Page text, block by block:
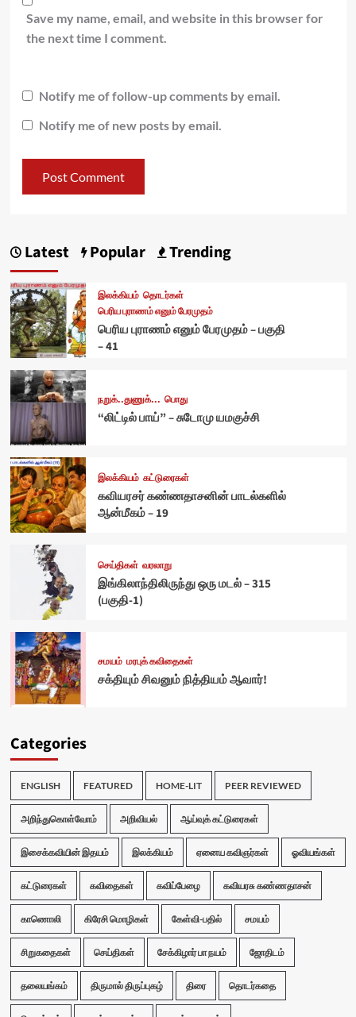
Save my name, email, and website in this browser for
the next time I comment.
Notify me of follow-up comments by email.
Notify me of new posts by email.
Latest Popular Trending
இலக்கியம் தொடர்கள்
பெரிய புராணம் எனும் பேரமுதம்
பெரிய புராணம் எனும் பேரமுதம் – பகுதி
– 41
நறுக்..துணுக்... பொது
“லிட்டில் பாய்” – சுடோமு யமகுச்சி
இலக்கியம் கட்டுரைகள்
கவியரசர் கண்ணதாசனின் பாடல்களில்
ஆன்மீகம் – 19
செய்திகள் வரலாறு
இங்கிலாந்திலிருந்து ஒரு மடல் – 315
(பகுதி-1)
சமயம் மரபுக் கவிதைகள்
சக்தியும் சிவனும் நித்தியம் ஆவார்!
Categories
ENGLISH FEATURED HOME-LIT PEER REVIEWED
அறிந்துகொள்வோம் அறிவியல் ஆய்வுக் கட்டுரைகள்
இசைக்கவியின் இதயம் இலக்கியம் ஏனைய கவிஞர்கள் ஓவியங்கள்
கட்டுரைகள் கவிதைகள் கவிப்பேழை கவியரசு கண்ணதாசன்
காணொலி கிரேசி மொழிகள் கேள்வி-பதில் சமயம்
சிறுகதைகள் செய்திகள் சேக்கிழார் பா நயம் ஜோதிடம்
தலையங்கம் திருமால் திருப்புகழ் திரை தொடர்கதை